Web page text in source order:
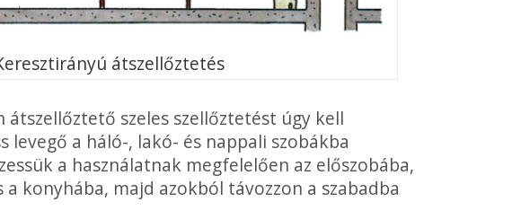
átszellőztetés
átszellőztető szeles szellőztetést úgy kell
levegő a háló-, lakó- és nappali szobákba
a használatnak megfelelően az előszobába,
a konyhába, majd azokból távozzon a szabadba